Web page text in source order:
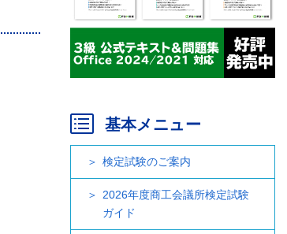
基本メニュー
検定試験のご案内
2026年度商工会議所検定試験
ガイド